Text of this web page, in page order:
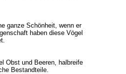
ganze Schönheit, wenn er
haben diese Vögel
Obst und Beeren, halbreife
Bestandteile.